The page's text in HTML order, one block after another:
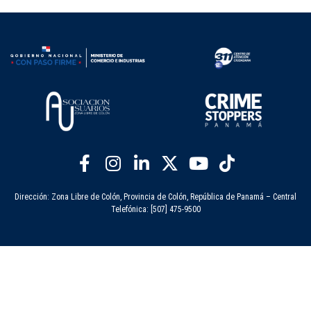
Dirección: Zona Libre de Colón, Provincia de Colón, República de Panamá – Central
Telefónica: [507] 475-9500